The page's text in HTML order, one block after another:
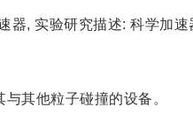
, 实验研究描述: 科学加速
其他粒子碰撞的设备。